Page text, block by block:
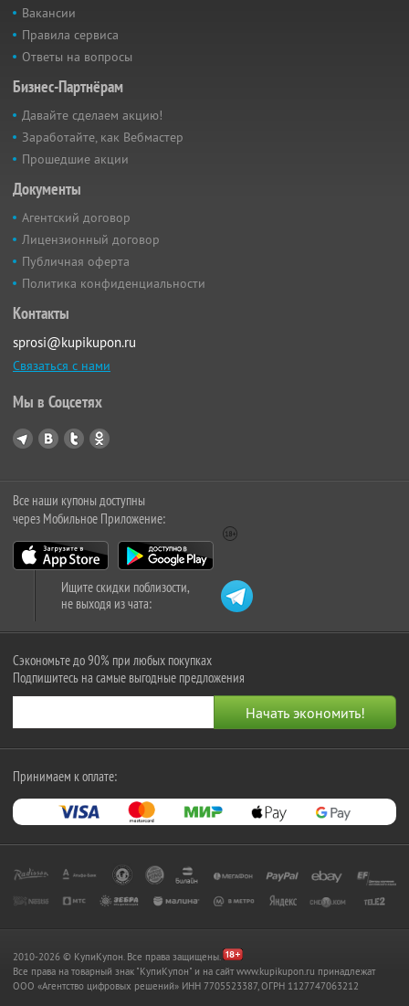
Вакансии
Правила сервиса
Ответы на вопросы
Бизнес-Партнёрам
Давайте сделаем акцию!
Заработайте, как Вебмастер
Прошедшие акции
Документы
Агентский договор
Лицензионный договор
Публичная оферта
Политика конфиденциальности
Контакты
sprosi@kupikupon.ru
Связаться с нами
Мы в Соцсетях
Все наши купоны доступны
через Мобильное Приложение:
Ищите скидки поблизости,
не выходя из чата:
Сэкономьте до 90% при любых покупках
Подпишитесь на самые выгодные предложения
Принимаем к оплате:
2010-2026 © КупиКупон. Все права защищены.
Все права на товарный знак "КупиКупон" и на сайт www.kupikupon.ru принадлежат
OOO «Агентство цифровых решений» ИНН 7705523387, ОГРН 1127747063212